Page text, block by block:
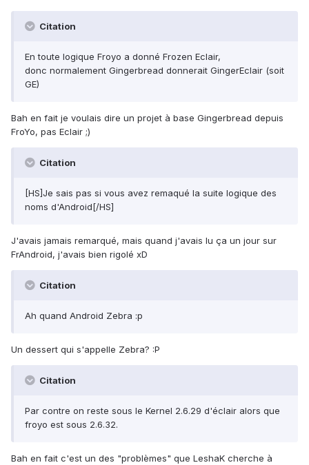
Citation
En toute logique Froyo a donné Frozen Eclair,
donc normalement Gingerbread donnerait GingerEclair (soit
GE)
Bah en fait je voulais dire un projet à base Gingerbread depuis
FroYo, pas Eclair ;)
Citation
[HS]Je sais pas si vous avez remaqué la suite logique des
noms d'Android[/HS]
J'avais jamais remarqué, mais quand j'avais lu ça un jour sur
FrAndroid, j'avais bien rigolé xD
Citation
Ah quand Android Zebra :p
Un dessert qui s'appelle Zebra? :P
Citation
Par contre on reste sous le Kernel 2.6.29 d'éclair alors que
froyo est sous 2.6.32.
Bah en fait c'est un des "problèmes" que LeshaK cherche à